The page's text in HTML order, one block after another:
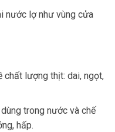
nước lợ như vùng cửa
chất lượng thịt: dai, ngọt,
trong nước và chế
hấp.